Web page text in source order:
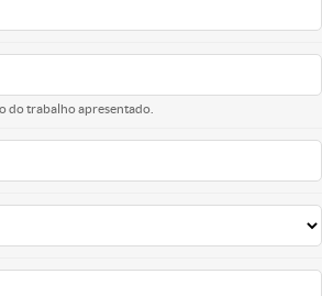
do trabalho apresentado.